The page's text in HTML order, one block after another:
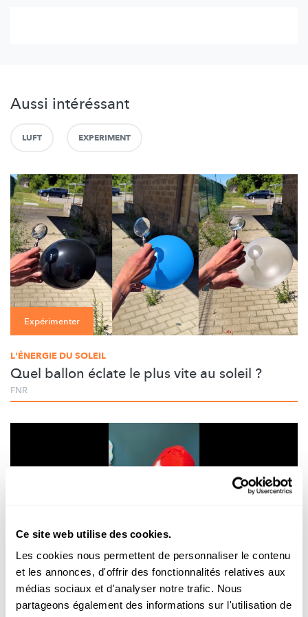
Ce site web utilise des cookies.
Les cookies nous permettent de personnaliser le contenu
et les annonces, d'offrir des fonctionnalités relatives aux
médias sociaux et d'analyser notre trafic. Nous
partageons également des informations sur l'utilisation de
Aussi intéréssant
LUFT EXPERIMENT
Expérimenter
L'ÉNERGIE DU SOLEIL
Quel ballon éclate le plus vite au soleil ?
FNR
Expérimenter
WANTER-EXPERIMENT